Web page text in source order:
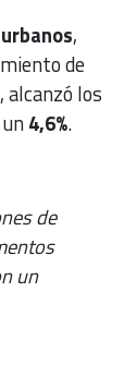
,
de
alcanzó los
4,6%.
de
un